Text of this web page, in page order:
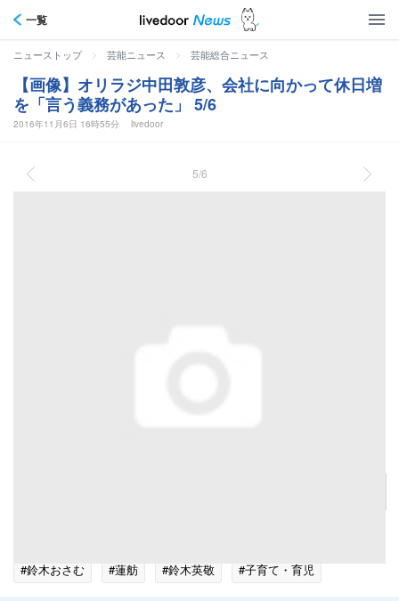
一覧
ニューストップ > 芸能ニュース > 芸能総合ニュース
【画像】オリラジ中田敦彦、会社に向かって休日増
を「言う義務があった」 5/6
2016年11月6日 16時55分 livedoor
5/6
#鈴木おさむ
#蓮舫 #鈴木英敬 #子育て・育児